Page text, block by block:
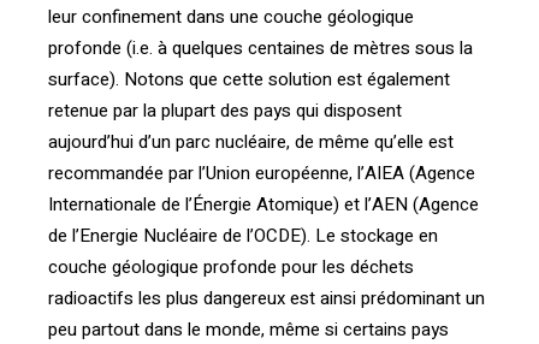
leur confinement dans une couche géologique
profonde (i.e. à quelques centaines de mètres sous la
surface). Notons que cette solution est également
retenue par la plupart des pays qui disposent
aujourd’hui d’un parc nucléaire, de même qu’elle est
recommandée par l’Union européenne, l’AIEA (Agence
Internationale de l’Énergie Atomique) et l’AEN (Agence
de l’Energie Nucléaire de l’OCDE). Le stockage en
couche géologique profonde pour les déchets
radioactifs les plus dangereux est ainsi prédominant un
peu partout dans le monde, même si certains pays